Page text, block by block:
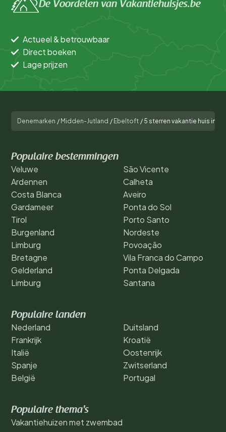
De Voordelen van Vakantiehuisjes.be
Actueel & betrouwbaar
Direct boeken
Lage prijzen
Denemarken / Midden-Jutland / Ebeltoft / 5 sterren vakantie huis in
Populaire bestemmingen
Veluwe
Ardennen
Costa Blanca
Gardameer
Tirol
Burgenland
Limburg
Bretagne
Gelderland
Limburg
São Vicente
Calheta
Aveiro
Ponta do Sol
Porto Santo
Nordeste
Povoação
Vila Franca do Campo
Ponta Delgada
Santana
Populaire landen
Nederland
Frankrijk
Italië
Spanje
België
Duitsland
Kroatië
Oostenrijk
Zwitserland
Portugal
Populaire thema's
Vakantiehuizen met zwembad